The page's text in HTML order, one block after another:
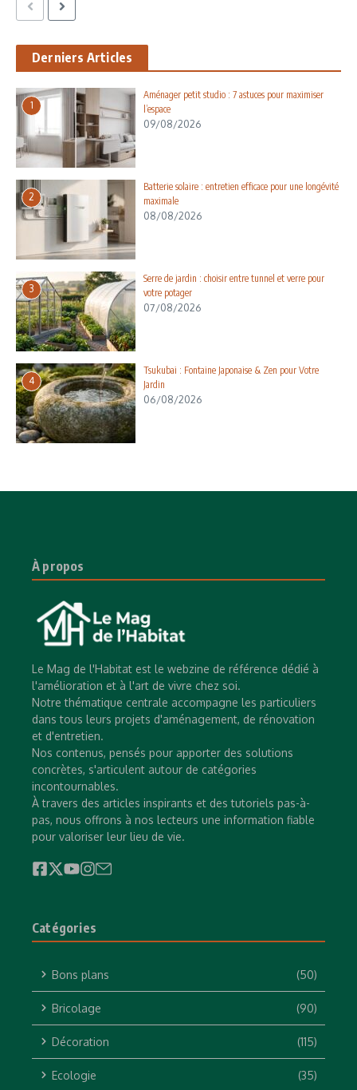
Derniers Articles
1
Aménager petit studio : 7 astuces pour maximiser
l’espace
09/08/2026
2
Batterie solaire : entretien efficace pour une longévité
maximale
08/08/2026
3
Serre de jardin : choisir entre tunnel et verre pour
votre potager
07/08/2026
4
Tsukubai : Fontaine Japonaise & Zen pour Votre
Jardin
06/08/2026
À propos
Le Mag de l'Habitat est le webzine de référence dédié à
l'amélioration et à l'art de vivre chez soi.
Notre thématique centrale accompagne les particuliers
dans tous leurs projets d'aménagement, de rénovation
et d'entretien.
Nos contenus, pensés pour apporter des solutions
concrètes, s'articulent autour de catégories
incontournables.
À travers des articles inspirants et des tutoriels pas-à-
pas, nous offrons à nos lecteurs une information fiable
pour valoriser leur lieu de vie.
Catégories
Bons plans (50)
Bricolage (90)
Décoration (115)
Ecologie (35)